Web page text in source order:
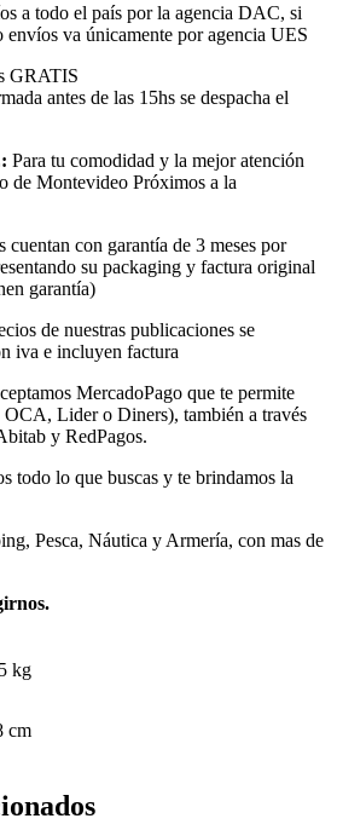
a todo el país por la agencia DAC, si
va únicamente por agencia UES
GRATIS
antes de las 15hs se despacha el
Para tu comodidad y la mejor atención
de Montevideo Próximos a la
cuentan con garantía de 3 meses por
su packaging y factura original
garantía)
de nuestras publicaciones se
iva e incluyen factura
MercadoPago que te permite
OCA, Lider o Diners), también a través
y RedPagos.
todo lo que buscas y te brindamos la
Pesca, Náutica y Armería, con mas de
kg
cm